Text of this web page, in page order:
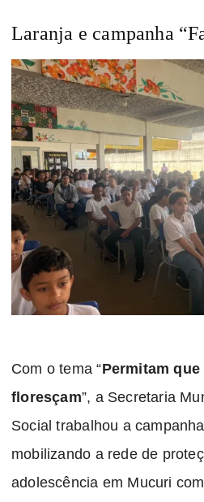
Laranja e campanha
Com o tema “Permitam
floresçam”, a Secretaria
Social trabalhou a
mobilizando a rede de
adolescência em Mucuri